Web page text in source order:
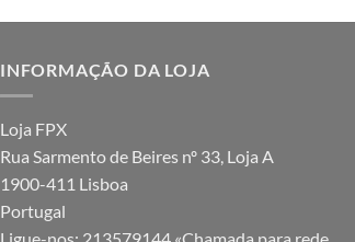
INFORMAÇÃO DA LOJA
Loja FPX
Rua Sarmento de Beires nº 33, Loja A
1900-411 Lisboa
Portugal